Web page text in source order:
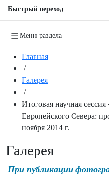
Быстрый переход
Меню раздела
Главная
/
Галерея
/
Итоговая научная
Европейского Севера:
ноября 2014 г.
Галерея
При публикации